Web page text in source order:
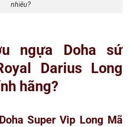
nhiêu?
ngựa Doha sứ
Darius Long
hãng?
Super Vip Long Mã